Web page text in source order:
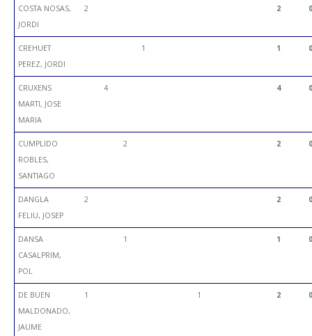
COSTA NOSAS,
JORDI
2 2 0
CREHUET
PEREZ, JORDI
1 1 0
CRUXENS
MARTI, JOSE
MARIA
4 4 0
CUMPLIDO
ROBLES,
SANTIAGO
2 2 0
DANGLA
FELIU, JOSEP
2 2 0
DANSA
CASALPRIM,
POL
1 1 0
DE BUEN
MALDONADO,
JAUME
1 1 2 0